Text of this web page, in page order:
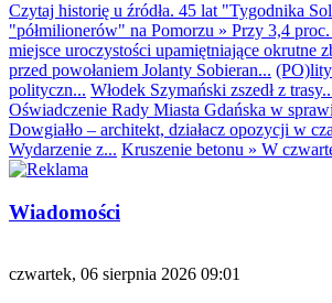
Czytaj historię u źródła. 45 lat "Tygodnika
"półmilionerów" na Pomorzu » Przy 3,4
miejsce uroczystości upamiętniające okrutne
przed powołaniem Jolanty Sobieran...
polityczn... Włodek Szymański zszedł z
Oświadczenie Rady Miasta Gdańska w
Dowgiałło – architekt, działacz opozycji w
Wydarzenie z... Kruszenie betonu » W
Wiadomości
czwartek, 06 sierpnia 2026 09:01